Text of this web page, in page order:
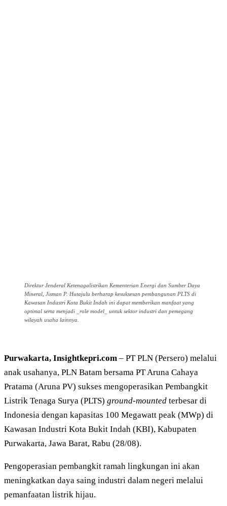
Direktur Jenderal Ketenagalistrikan Kementerian Energi dan Sumber Daya
Mineral, Jisman P. Hutajulu berharap kesuksesan pembangunan PLTS di
Kawasan Industri Kota Bukit Indah ini dapat memberikan manfaat yang
optimal serta menjadi _role model_ untuk sektor industri dan pemegang
wilayah usaha lainnya.
Purwakarta, Insightkepri.com – PT PLN (Persero) melalui
anak usahanya, PLN Batam bersama PT Aruna Cahaya
Pratama (Aruna PV) sukses mengoperasikan Pembangkit
Listrik Tenaga Surya (PLTS) ground-mounted terbesar di
Indonesia dengan kapasitas 100 Megawatt peak (MWp) di
Kawasan Industri Kota Bukit Indah (KBI), Kabupaten
Purwakarta, Jawa Barat, Rabu (28/08).
Pengoperasian pembangkit ramah lingkungan ini akan
meningkatkan daya saing industri dalam negeri melalui
pemanfaatan listrik hijau.